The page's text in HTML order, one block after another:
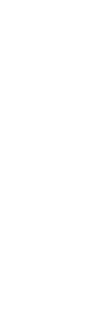
, 고급 대상 *